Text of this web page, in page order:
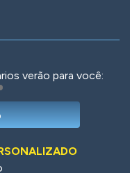
verão para você: